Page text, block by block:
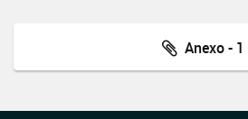
Anexo - 1